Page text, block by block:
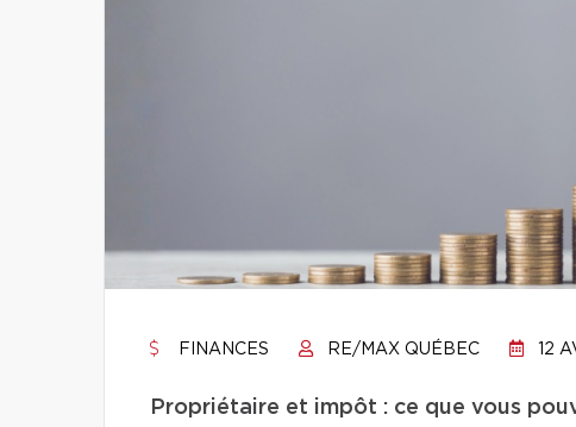
FINANCES RE/MAX QUÉBEC 12
Propriétaire et impôt : ce que vous